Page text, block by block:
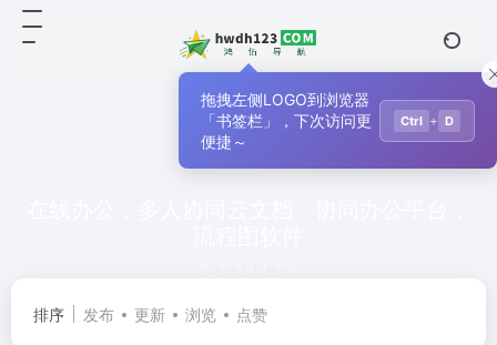
排序 发布 更新 浏览 点赞
拖拽左侧LOGO到浏览器
「书签栏」，下次访问更
便捷～
Ctrl + D